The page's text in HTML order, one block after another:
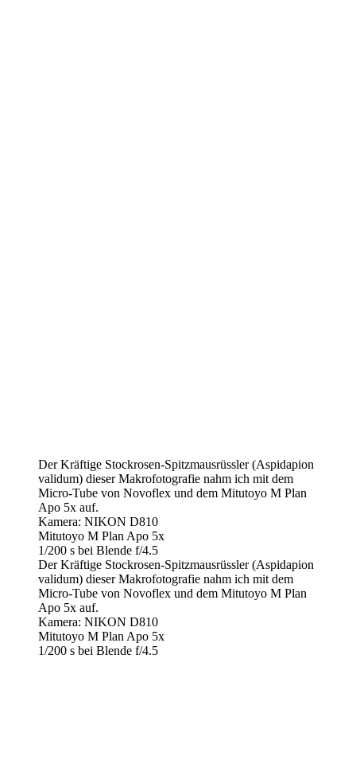
Der Kräftige Stockrosen-Spitzmausrüssler (Aspidapion
validum) dieser Makrofotografie nahm ich mit dem
Micro-Tube von Novoflex und dem Mitutoyo M Plan
Apo 5x auf.
Kamera: NIKON D810
Mitutoyo M Plan Apo 5x
1/200 s bei Blende f/4.5
Der Kräftige Stockrosen-Spitzmausrüssler (Aspidapion
validum) dieser Makrofotografie nahm ich mit dem
Micro-Tube von Novoflex und dem Mitutoyo M Plan
Apo 5x auf.
Kamera: NIKON D810
Mitutoyo M Plan Apo 5x
1/200 s bei Blende f/4.5